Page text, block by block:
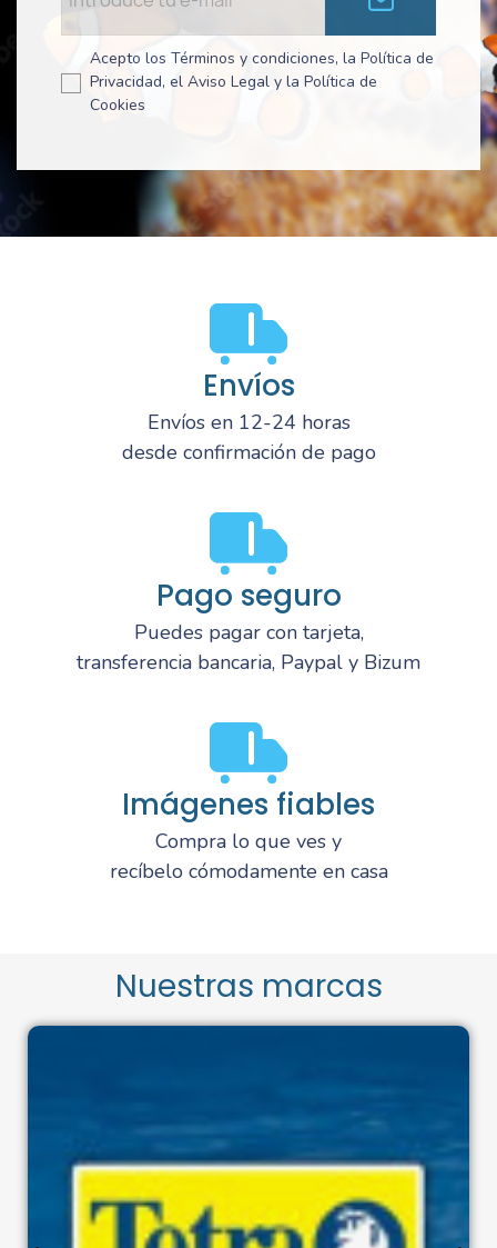
Acepto los Términos y condiciones, la Política de
Privacidad, el Aviso Legal y la Política de
Cookies
Envíos
Envíos en 12-24 horas
desde confirmación de pago
Pago seguro
Puedes pagar con tarjeta,
transferencia bancaria, Paypal y Bizum
Imágenes fiables
Compra lo que ves y
recíbelo cómodamente en casa
Nuestras marcas